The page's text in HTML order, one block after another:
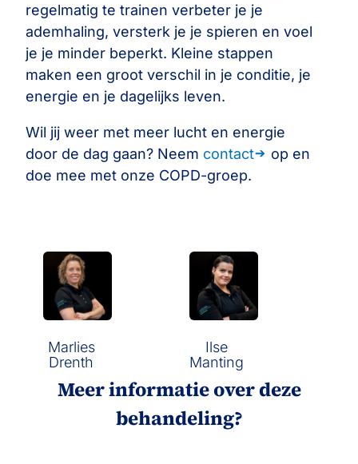
regelmatig te trainen verbeter je je
ademhaling, versterk je je spieren en voel
je je minder beperkt. Kleine stappen
maken een groot verschil in je conditie, je
energie en je dagelijks leven.
Wil jij weer met meer lucht en energie
door de dag gaan? Neem contact
op en
doe mee met onze COPD-groep.
Meer informatie over deze
behandeling?